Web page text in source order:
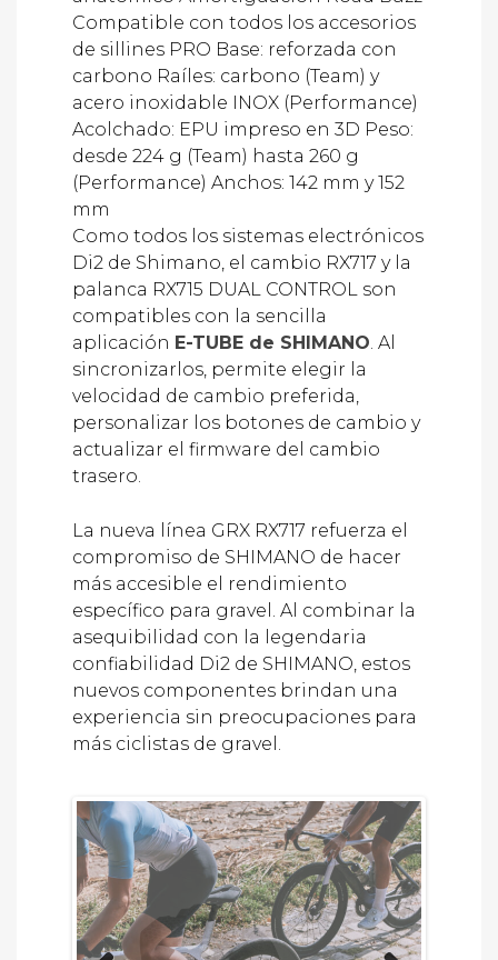
de sillines PRO Base: reforzada con
carbono Raíles: carbono (Team) y
acero inoxidable INOX (Performance)
Acolchado: EPU impreso en 3D Peso:
desde 224 g (Team) hasta 260 g
(Performance) Anchos: 142 mm y 152
mm
Como todos los sistemas electrónicos
Di2 de Shimano, el cambio RX717 y la
palanca RX715 DUAL CONTROL son
compatibles con la sencilla
aplicaciónE-TUBE de SHIMANO
sincronizarlos, permite elegir la
velocidad de cambio preferida,
personalizar los botones de cambio y
actualizar el firmware del cambio
trasero.
compromiso de SHIMANO de hacer
más accesible el rendimiento
específico para gravel. Al combinar la
asequibilidad con la legendaria
confiabilidad Di2 de SHIMANO, estos
nuevos componentes brindan una
experiencia sin preocupaciones para
más ciclistas de gravel.
Previous Next